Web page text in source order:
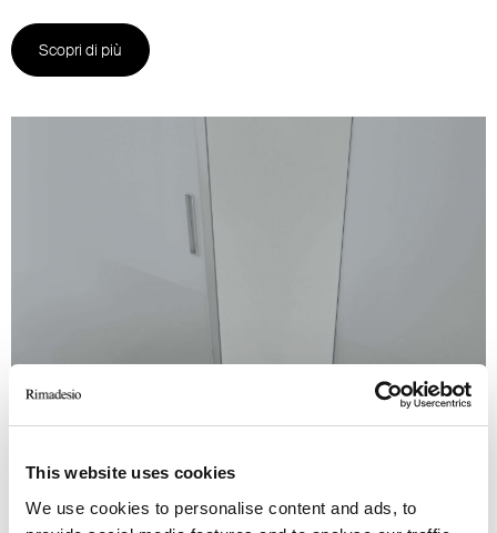
This website uses cookies
We use cookies to personalise content and ads, to
Scopri di più